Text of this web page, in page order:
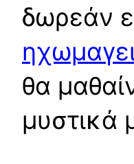
δωρεάν
θα
μυστικά